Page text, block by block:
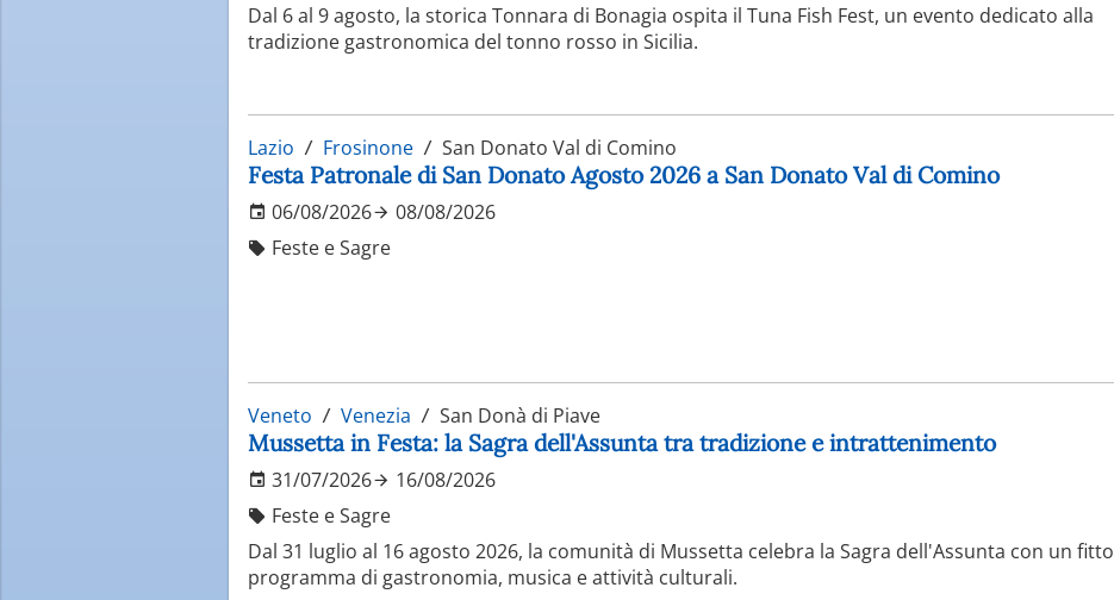
Dal 6 al 9 agosto, la storica Tonnara di Bonagia ospita il Tuna Fish Fest, un evento dedicato alla
tradizione gastronomica del tonno rosso in Sicilia.
Lazio Frosinone San Donato Val di Comino
Festa Patronale di San Donato Agosto 2026 a San Donato Val di Comino
06/08/2026
08/08/2026
Feste e Sagre
Veneto Venezia San Donà di Piave
Mussetta in Festa: la Sagra dell'Assunta tra tradizione e intrattenimento
31/07/2026
16/08/2026
Feste e Sagre
Dal 31 luglio al 16 agosto 2026, la comunità di Mussetta celebra la Sagra dell'Assunta con un fitto
programma di gastronomia, musica e attività culturali.